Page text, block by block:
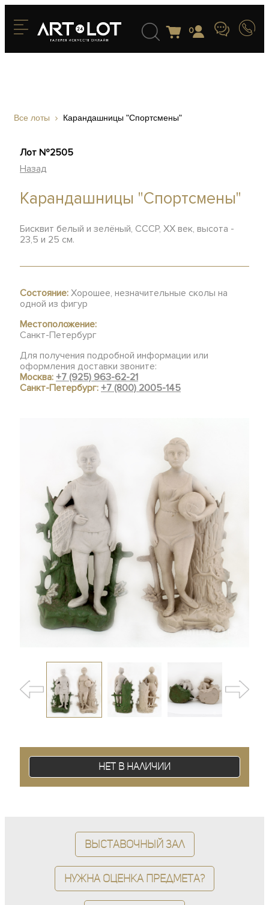
0
Все лоты Карандашницы "Спортсмены"
Лот №2505
Назад
Карандашницы "Спортсмены"
Бисквит белый и зелёный, СССР, XX век, высота -
23,5 и 25 см.
Состояние: Хорошее, незначительные сколы на
одной из фигур
Местоположение:
Санкт-Петербург
Для получения подробной информации или
оформления доставки звоните:
Москва:+7 (925) 963-62-21
Санкт-Петербург:+7 (800) 2005-145
Нет в наличии
Выставочный зал
Нужна оценка предмета?